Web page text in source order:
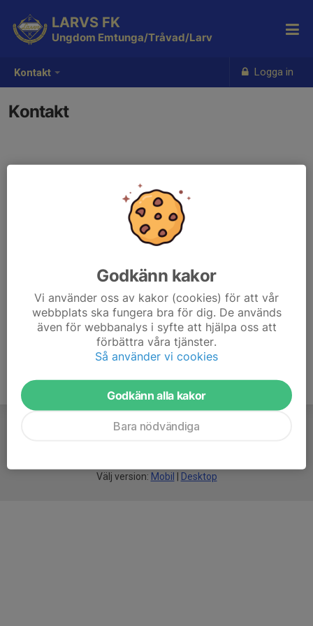
Kontakt Logga in
LARVS FK
Ungdom Emtunga/Tråvad/Larv
Kontakt
Välj version: Mobil Desktop
Godkänn kakor
Vi använder oss av kakor (cookies) för att vår
webbplats ska fungera bra för dig. De används
även för webbanalys i syfte att hjälpa oss att
förbättra våra tjänster.
Så använder vi cookies
Godkänn alla kakor
Bara nödvändiga